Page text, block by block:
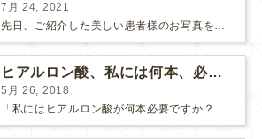
7月 24, 2021
ヒアルロン酸、私には何本、必要ですか？
5月 26, 2018
「私にはヒアルロン酸が何本必要ですか？」 診察の時によく聞かれますが、なかなか難しい質問です。 どこまでこだわってキレイにしたいかによって 使うヒアルロン酸の量が変わるからです。 前回もご紹介させ...